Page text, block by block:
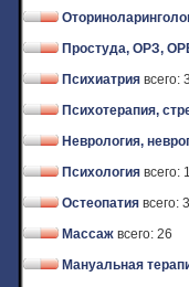
Простуда, ОРЗ,
Психиатрия всего:
Психотерапия,
Неврология,
Психология всего:
Остеопатия всего: 3
Массаж всего: 26
Мануальная